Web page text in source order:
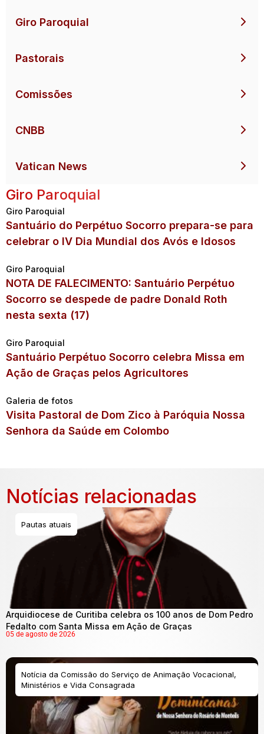
Giro Paroquial
Pastorais
Comissões
CNBB
Vatican News
Giro Paroquial
Giro Paroquial
Santuário do Perpétuo Socorro prepara-se para
celebrar o IV Dia Mundial dos Avós e Idosos
Giro Paroquial
NOTA DE FALECIMENTO: Santuário Perpétuo
Socorro se despede de padre Donald Roth
nesta sexta (17)
Giro Paroquial
Santuário Perpétuo Socorro celebra Missa em
Ação de Graças pelos Agricultores
Galeria de fotos
Visita Pastoral de Dom Zico à Paróquia Nossa
Senhora da Saúde em Colombo
Notícias relacionadas
Pautas atuais
Arquidiocese de Curitiba celebra os 100 anos de Dom Pedro
Fedalto com Santa Missa em Ação de Graças
05 de agosto de 2026
Notícia da Comissão do Serviço de Animação Vocacional,
Ministérios e Vida Consagrada